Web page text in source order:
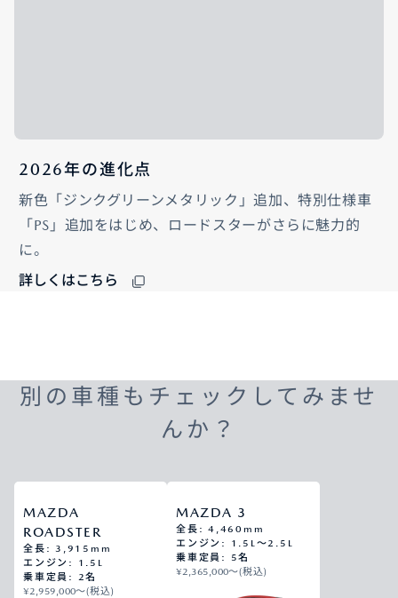
2026年の進化点
新色「ジンクグリーンメタリック」追加、特別仕様車
「PS」追加をはじめ、ロードスターがさらに魅力的
に。
詳しくはこちら
別の車種もチェックしてみませ
んか？
MAZDA
ROADSTER
全長: 3,915mm
エンジン: 1.5L
乗車定員: 2名
¥2,959,000〜(税込)
MAZDA 3
全長: 4,460mm
エンジン: 1.5L～2.5L
乗車定員: 5名
¥2,365,000〜(税込)